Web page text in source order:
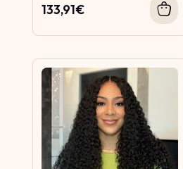
133,91€